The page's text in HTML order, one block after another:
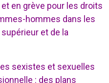
en grève pour les droits
hommes dans les
et de la
sexistes et sexuelles
: des plans